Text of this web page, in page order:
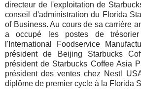
directeur de l'exploitation de
conseil d'administration du Florida
of Business. Au cours de sa carrière
a occupé les postes de
l'International Foodservice
président de Beijing Starbucks
président de Starbucks Coffee Asia
président des ventes chez Nestl
diplôme de premier cycle à la Florida